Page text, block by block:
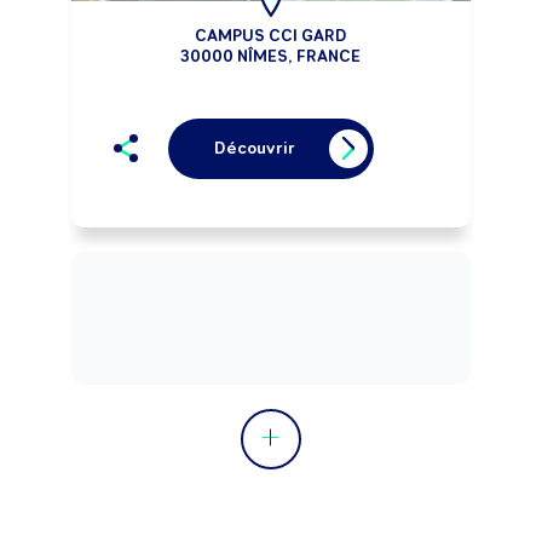
CAMPUS CCI GARD
30000 NÎMES, FRANCE
Découvrir